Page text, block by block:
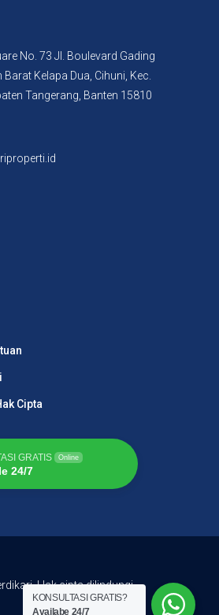
No. 73 Jl. Boulevard Gading
Kelapa Dua, Cihuni, Kec.
Tangerang, Banten 15810
Cipta
GRATIS Online
24/7
Hak cipta dilindungi.
KONSULTASI GRATIS?
Availabe 24/7